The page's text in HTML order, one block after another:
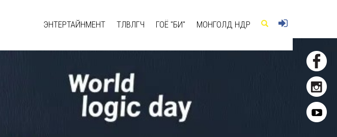
ЭНТЕРТАЙНМЕНТ ТӨЛӨВЛӨГЧ ГОЁ "БИ" МОНГОЛД ӨНӨӨДӨР